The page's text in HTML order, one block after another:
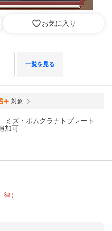
お気に入り
一覧を見る
対象
ズ・ボムグラナトプレート
加可
律）